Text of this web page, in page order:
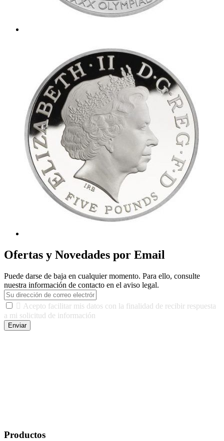
Ofertas y Novedades por Email
Puede darse de baja en cualquier momento. Para ello, consulte
nuestra información de contacto en el aviso legal.
 Acepto facilitar mis datos con la finalidad de recibir respuesta
a mi solicitud de información
Enviar
Productos